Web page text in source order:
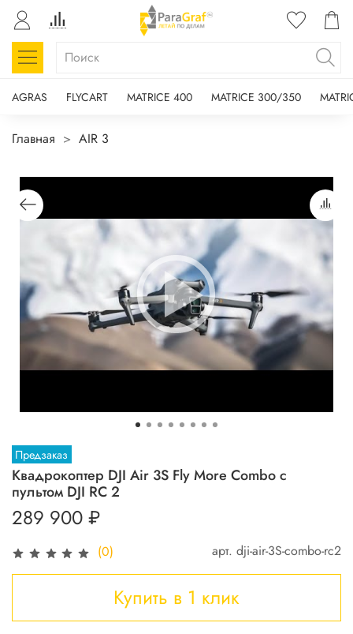
AGRAS FLYCART MATRICE 400 MATRICE 300/350
Главная AIR 3
Предзаказ
(0) арт. dji-air-3S-combo-rc2
Квадрокоптер DJI Air 3S Fly More Combo с
пультом DJI RC 2
289 900 ₽
Купить в 1 клик